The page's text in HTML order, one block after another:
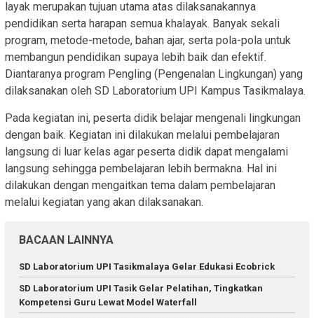
layak merupakan tujuan utama atas dilaksanakannya
pendidikan serta harapan semua khalayak. Banyak sekali
program, metode-metode, bahan ajar, serta pola-pola untuk
membangun pendidikan supaya lebih baik dan efektif.
Diantaranya program Pengling (Pengenalan Lingkungan) yang
dilaksanakan oleh SD Laboratorium UPI Kampus Tasikmalaya.
Pada kegiatan ini, peserta didik belajar mengenali lingkungan
dengan baik. Kegiatan ini dilakukan melalui pembelajaran
langsung di luar kelas agar peserta didik dapat mengalami
langsung sehingga pembelajaran lebih bermakna. Hal ini
dilakukan dengan mengaitkan tema dalam pembelajaran
melalui kegiatan yang akan dilaksanakan.
BACAAN LAINNYA
SD Laboratorium UPI Tasikmalaya Gelar Edukasi Ecobrick
SD Laboratorium UPI Tasik Gelar Pelatihan, Tingkatkan
Kompetensi Guru Lewat Model Waterfall